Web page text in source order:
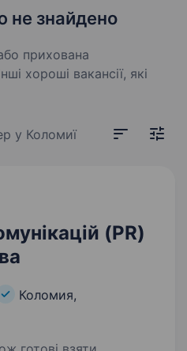
не знайдено
прихована
хороші вакансії, які
у Коломиї
(PR)
Коломия,